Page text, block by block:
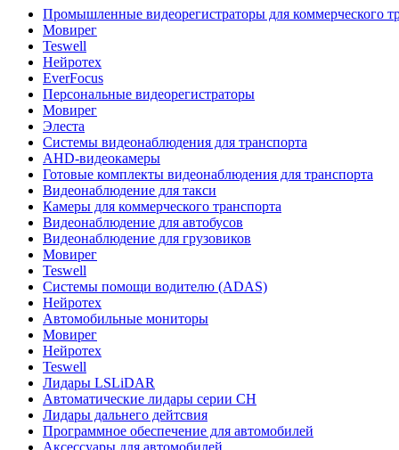
Промышленные видеорегистраторы для коммерческого
Мовирег
Teswell
Нейротех
EverFocus
Персональные видеорегистраторы
Мовирег
Элеста
Системы видеонаблюдения для транспорта
AHD-видеокамеры
Готовые комплекты видеонаблюдения для транспорта
Видеонаблюдение для такси
Камеры для коммерческого транспорта
Видеонаблюдение для автобусов
Видеонаблюдение для грузовиков
Мовирег
Teswell
Системы помощи водителю (ADAS)
Нейротех
Автомобильные мониторы
Мовирег
Нейротех
Teswell
Лидары LSLiDAR
Автоматические лидары серии CH
Лидары дальнего дейтсвия
Программное обеспечение для автомобилей